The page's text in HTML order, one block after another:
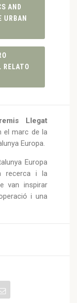
AND
URBAN
RELATO
Llegat
el marc de la
Europa.
Europa
recerca i la
van inspirar
i una